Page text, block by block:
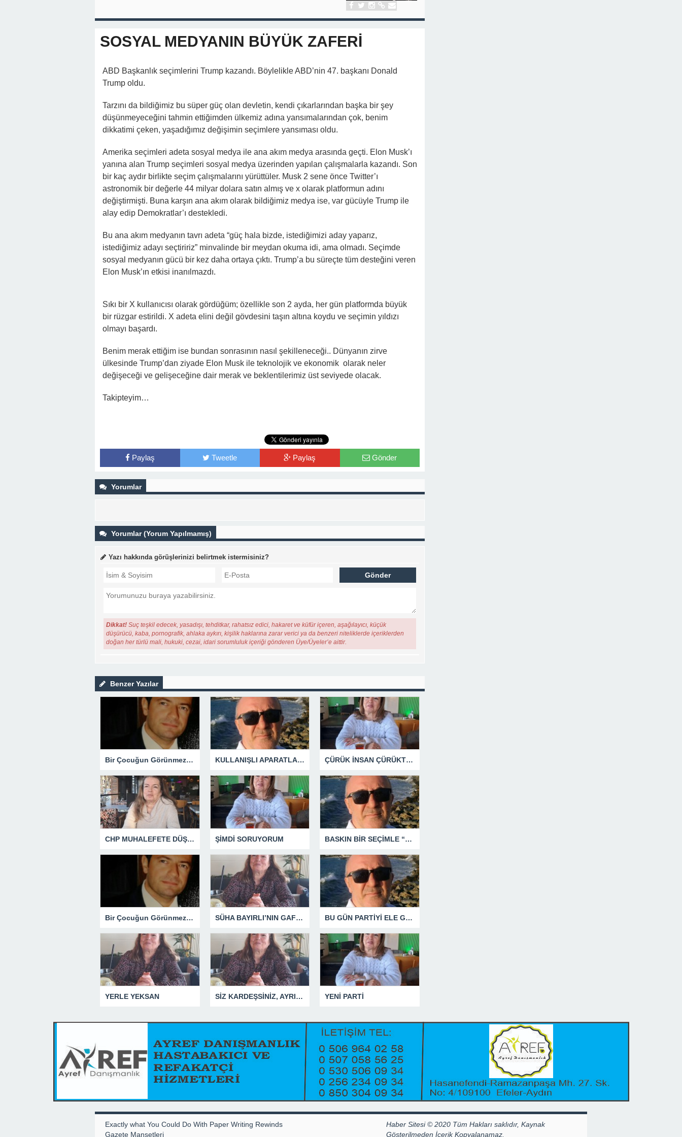
SOSYAL MEDYANIN BÜYÜK ZAFERİ
ABD Başkanlık seçimlerini Trump kazandı. Böylelikle ABD’nin 47. başkanı Donald
Trump oldu.
Tarzını da bildiğimiz bu süper güç olan devletin, kendi çıkarlarından başka bir şey
düşünmeyeceğini tahmin ettiğimden ülkemiz adına yansımalarından çok, benim
dikkatimi çeken, yaşadığımız değişimin seçimlere yansıması oldu.
Amerika seçimleri adeta sosyal medya ile ana akım medya arasında geçti. Elon Musk’ı
yanına alan Trump seçimleri sosyal medya üzerinden yapılan çalışmalarla kazandı. Son
bir kaç aydır birlikte seçim çalışmalarını yürüttüler. Musk 2 sene önce Twitter’ı
astronomik bir değerle 44 milyar dolara satın almış ve x olarak platformun adını
değiştirmişti. Buna karşın ana akım olarak bildiğimiz medya ise, var gücüyle Trump ile
alay edip Demokratlar’ı destekledi.
Bu ana akım medyanın tavrı adeta “güç hala bizde, istediğimizi aday yaparız,
istediğimiz adayı seçtiririz” minvalinde bir meydan okuma idi, ama olmadı. Seçimde
sosyal medyanın gücü bir kez daha ortaya çıktı. Trump’a bu süreçte tüm desteğini veren
Elon Musk’ın etkisi inanılmazdı.
Sıkı bir X kullanıcısı olarak gördüğüm; özellikle son 2 ayda, her gün platformda büyük
bir rüzgar estirildi. X adeta elini değil gövdesini taşın altına koydu ve seçimin yıldızı
olmayı başardı.
Benim merak ettiğim ise bundan sonrasının nasıl şekilleneceği.. Dünyanın zirve
ülkesinde Trump’dan ziyade Elon Musk ile teknolojik ve ekonomik olarak neler
değişeceği ve gelişeceğine dair merak ve beklentilerimiz üst seviyede olacak.
Takipteyim…
Paylaş Tweetle Paylaş Gönder
Yorumlar
Yorumlar (Yorum Yapılmamış)
Yazı hakkında görüşlerinizi belirtmek istermisiniz?
Dikkat! Suç teşkil edecek, yasadışı, tehditkar, rahatsız edici, hakaret ve küfür içeren, aşağılayıcı, küçük
düşürücü, kaba, pornografik, ahlaka aykırı, kişilik haklarına zarar verici ya da benzeri niteliklerde içeriklerden
doğan her türlü mali, hukuki, cezai, idari sorumluluk içeriği gönderen Üye/Üyeler’e aittir.
Benzer Yazılar
Bir Çocuğun Görünmez Yaraları – 42 “Kırık Şehirlerin Çocukları” KULLANIŞLI APARATLARIN KAÇINILMAZ SONU ! ÇÜRÜK İNSAN ÇÜRÜKTÜR
CHP MUHALEFETE DÜŞTÜ ŞİMDİ SORUYORUM BASKIN BİR SEÇİMLE “YENİ PARTİ”Yİ DEVRE DIŞI BIRAKMAK İÇİN DÜĞMEYE Mİ BASILDI?
Bir Çocuğun Görünmez Yaraları – 41 “Koparılmış Çocuklar” SÜHA BAYIRLI’NIN GAFLARI BU GÜN PARTİYİ ELE GEÇİRDİĞİNİ ZANNEDENLER YAKIN BİR GELECEKTE SİYASETİN ÇÖPLÜĞÜNDE YERİNİ ALACAKTIR
YERLE YEKSAN SİZ KARDEŞSİNİZ, AYRILMAYIN YENİ PARTİ
Exactly what You Could Do With Paper Writing Rewinds
Gazete Manşetleri
Haber Sitesi © 2020 Tüm Hakları saklıdır, Kaynak
Gösterilmeden İçerik Kopyalanamaz.